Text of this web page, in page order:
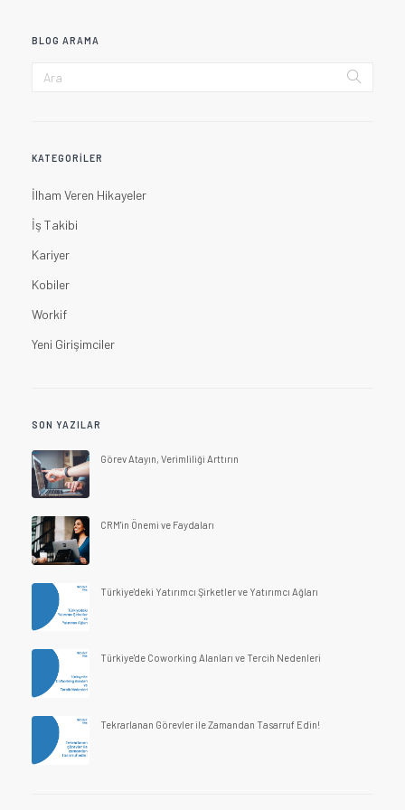
BLOG ARAMA
KATEGORILER
İlham Veren Hikayeler
İş Takibi
Kariyer
Kobiler
Workif
Yeni Girişimciler
SON YAZILAR
Görev Atayın, Verimliliği Arttırın
CRM'in Önemi ve Faydaları
Türkiye'deki Yatırımcı Şirketler ve Yatırımcı Ağları
Türkiye'de Coworking Alanları ve Tercih Nedenleri
Tekrarlanan Görevler ile Zamandan Tasarruf Edin!